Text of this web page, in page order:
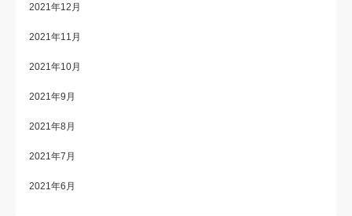
2021年12月
2021年11月
2021年10月
2021年9月
2021年8月
2021年7月
2021年6月